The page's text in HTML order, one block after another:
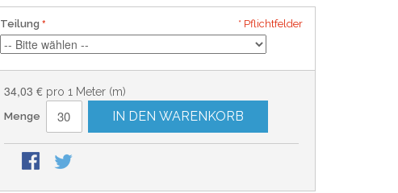
Teilung * Pflichtfelder
34,03 €pro 1 Meter (m)
Menge IN DEN WARENKORB